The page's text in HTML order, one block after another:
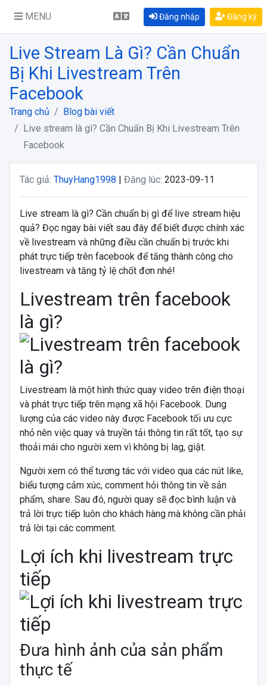
MENU Đăng nhập Đăng ký
Live Stream Là Gì? Cần Chuẩn
Bị Khi Livestream Trên
Facebook
Trang chủ
Blog bài viết
Live stream là gì? Cần Chuẩn Bị Khi Livestream Trên
Facebook
Tác giả: ThuyHang1998 | Đăng lúc: 2023-09-11
Live stream là gì? Cần chuẩn bị gì để live stream hiệu
quả? Đọc ngay bài viết sau đây để biết được chính xác
về livestream và những điều cần chuẩn bị trước khi
phát trực tiếp trên facebook để tăng thành công cho
livestream và tăng tỷ lệ chốt đơn nhé!
Livestream trên facebook
là gì?
Livestream là một hình thức quay video trên điện thoại
và phát trực tiếp trên mạng xã hội Facebook. Dung
lượng của các video này được Facebook tối ưu cực
nhỏ nên việc quay và truyền tải thông tin rất tốt, tạo sự
thoải mái cho người xem vì không bị lag, giật.
Người xem có thể tương tác với video qua các nút like,
biểu tượng cảm xúc, comment hỏi thông tin về sản
phẩm, share. Sau đó, người quay sẽ đọc bình luận và
trả lời trực tiếp luôn cho khách hàng mà không cần phải
trả lời tại các comment.
Lợi ích khi livestream trực
tiếp
Đưa hình ảnh của sản phẩm
thực tế